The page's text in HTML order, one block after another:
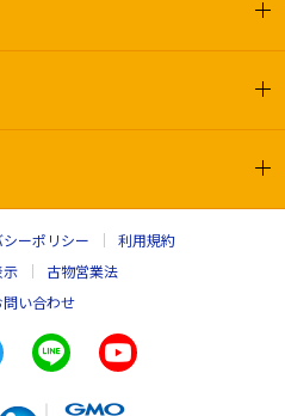
ーポリシー
利用規約
示
古物営業法
問い合わせ